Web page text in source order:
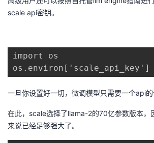
scale api密钥。
import os
一旦你设置好一切，微调模型只需要一个api的
在此，scale选择了llama-2的70亿参数版本，
来说已经足够强大了。